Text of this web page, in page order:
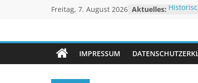
Freitag, 7. August 2026 Aktuelles:
Sturm
powered
IMPRESSUM